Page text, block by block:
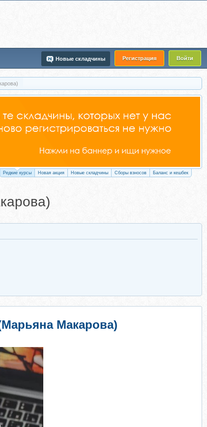
Регистрация Войти
Новые складчины
Редкие курсы Новая акция Новые складчины Сборы взносов Баланс и кешбек
Макарова)